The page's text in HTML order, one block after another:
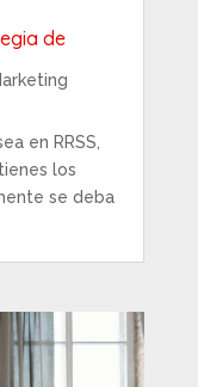
de
en RRSS,
los
se deba